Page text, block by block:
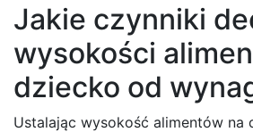
Jakie czynniki
wysokości
dziecko od
Ustalając wysokość alimentów na